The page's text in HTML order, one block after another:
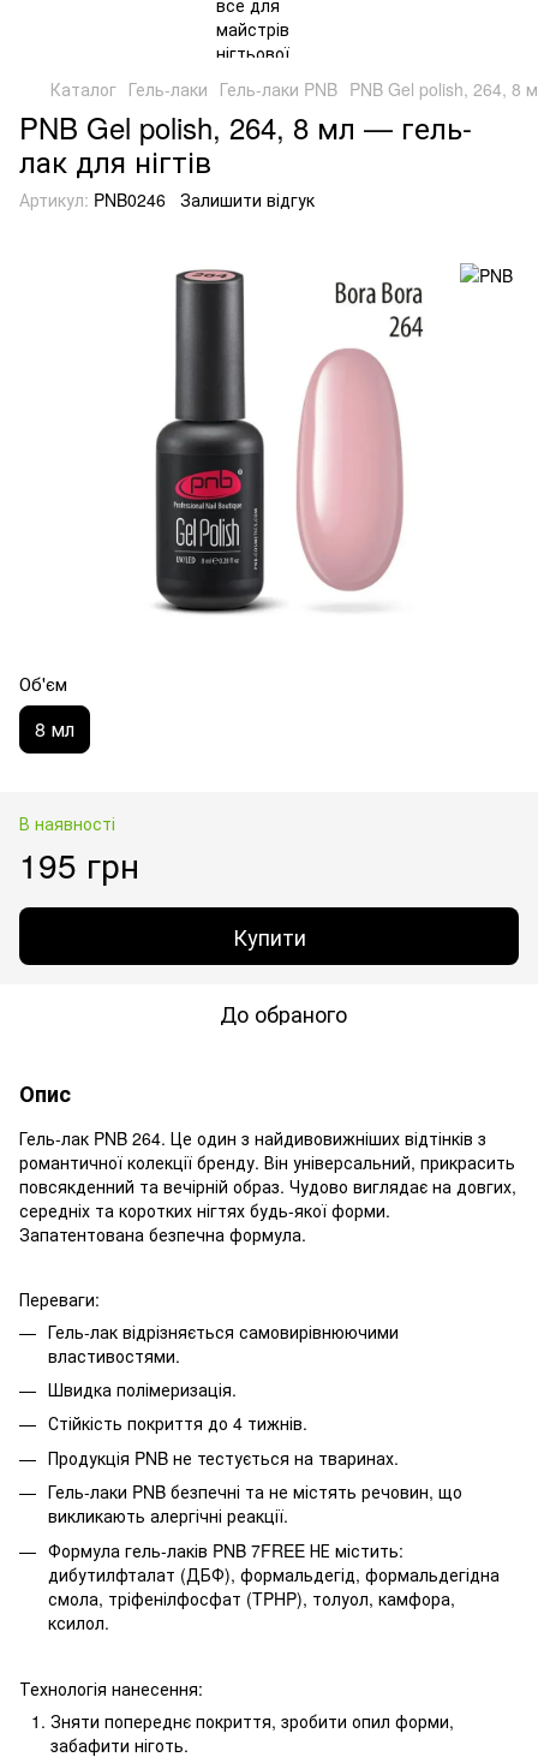
Каталог Гель-лаки Гель-лаки PNB PNB Gel polish, 264, 8
PNB Gel polish, 264, 8 мл — гель-
лак для нігтів
Артикул: PNB0246 Залишити відгук
Об'єм
8 мл
В наявності
195 грн
Купити
До обраного
Опис
Гель-лак PNB 264. Це один з найдивовижніших відтінків з
романтичної колекції бренду. Він універсальний, прикрасить
повсякденний та вечірній образ. Чудово виглядає на довгих,
середніх та коротких нігтях будь-якої форми.
Запатентована безпечна формула.
Переваги:
Гель-лак відрізняється самовирівнюючими
властивостями.
Швидка полімеризація.
Стійкість покриття до 4 тижнів.
Продукція PNB не тестується на тваринах.
Гель-лаки PNB безпечні та не містять речовин, що
викликають алергічні реакції.
Формула гель-лаків PNB 7FREE НЕ містить:
дибутилфталат (ДБФ), формальдегід, формальдегідна
смола, тріфенілфосфат (TPHP), толуол, камфора,
ксилол.
Технологія нанесення:
Зняти попереднє покриття, зробити опил форми,
забафити ніготь.